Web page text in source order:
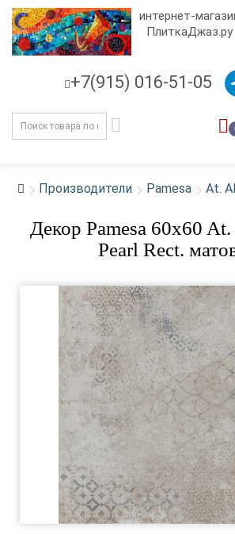
интернет-
ПлиткаДжаз.ру
+7(915) 016-51-05
Производители Pamesa At.
Декор Pamesa 60x60
Pearl Rect.